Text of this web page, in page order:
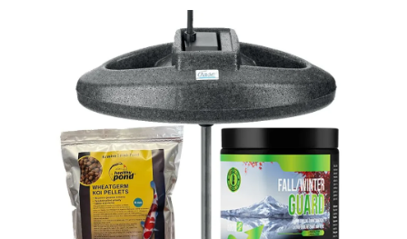
hvězdiček.